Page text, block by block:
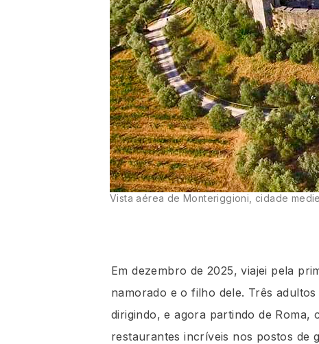
Vista aérea de Monteriggioni, cidade
Em dezembro de 2025, viajei pela
namorado e o filho dele. Três
dirigindo, e agora partindo de
restaurantes incríveis nos postos de